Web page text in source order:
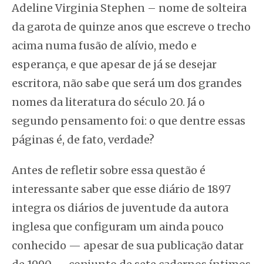
Adeline Virginia Stephen – nome de solteira
da garota de quinze anos que escreve o trecho
acima numa fusão de alívio, medo e
esperança, e que apesar de já se desejar
escritora, não sabe que será um dos grandes
nomes da literatura do século 20. Já o
segundo pensamento foi: o que dentre essas
páginas é, de fato, verdade?
Antes de refletir sobre essa questão é
interessante saber que esse diário de 1897
integra os diários de juventude da autora
inglesa que configuram um ainda pouco
conhecido — apesar de sua publicação datar